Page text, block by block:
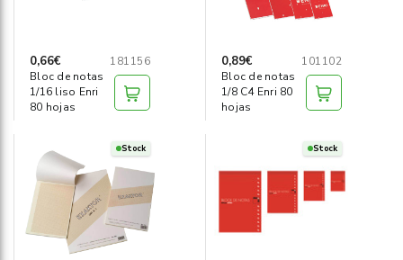
0,66€
181156
Bloc de notas
1/16 liso Enri
80 hojas
0,89€
101102
Bloc de notas
1/8 C4 Enri 80
hojas
Stock Stock